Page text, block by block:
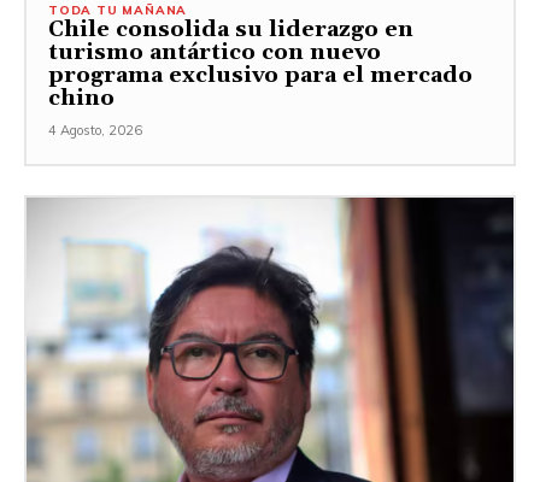
TODA TU MAÑANA
Chile consolida su liderazgo en
turismo antártico con nuevo
programa exclusivo para el mercado
chino
4 Agosto, 2026